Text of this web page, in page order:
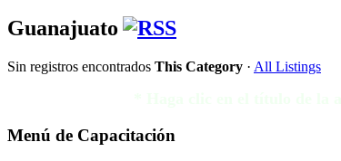
Guanajuato
Sin registros encontrados This Category · All Listings
Menú de Capacitación